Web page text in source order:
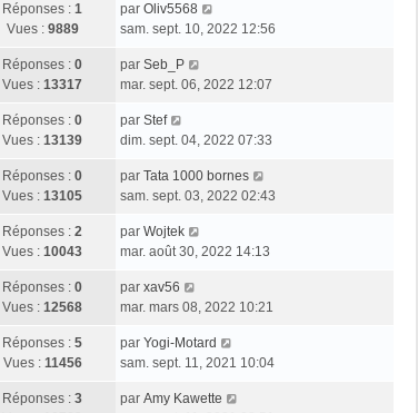
Réponses : 1
Vues : 9889
par Oliv5568
sam. sept. 10, 2022 12:56
Réponses : 0
Vues : 13317
par Seb_P
mar. sept. 06, 2022 12:07
Réponses : 0
Vues : 13139
par Stef
dim. sept. 04, 2022 07:33
Réponses : 0
Vues : 13105
par Tata 1000 bornes
sam. sept. 03, 2022 02:43
Réponses : 2
Vues : 10043
par Wojtek
mar. août 30, 2022 14:13
Réponses : 0
Vues : 12568
par xav56
mar. mars 08, 2022 10:21
Réponses : 5
Vues : 11456
par Yogi-Motard
sam. sept. 11, 2021 10:04
Réponses : 3
par Amy Kawette